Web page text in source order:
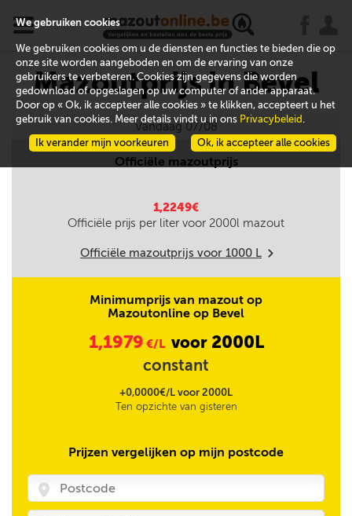
x
Mazoutprijs in Bevel
Vandaag 07/08
Officiële mazoutprijs
1,2249€
Officiële prijs per liter voor 2000l mazout
Officiële mazoutprijs voor 1000 L m
Minimumprijs van mazout op
Mazoutonline op Bevel
1,1979 €/L voor 2000L
constant
+0,0000€/L voor 2000L
Ten opzichte van gisteren
Prijzen vergelijken op mijn postcode
We gebruiken cookies
We gebruiken cookies om u de diensten en functies te bieden die op
onze site worden aangeboden en om de ervaring van onze
gebruikers te verbeteren. Cookies zijn gegevens die worden
gedownload of opgeslagen op uw computer of ander apparaat.
Door op « Ok, ik accepteer alle cookies » te klikken, accepteert u het
gebruik van cookies. Meer details vindt u in ons Privacybeleid .
Ok, ik accepteer alle cookies
Ik verander mijn voorkeuren